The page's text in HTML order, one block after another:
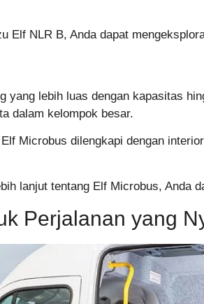
Elf NLR B, Anda dapat
yang lebih luas dengan kapasitas
dalam kelompok besar.
Microbus dilengkapi dengan
lanjut tentang Elf Microbus, Anda
Perjalanan yang